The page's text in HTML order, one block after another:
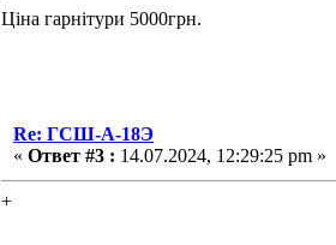
Ціна гарнітури 5000грн.
Re: ГСШ-А-18Э
« Ответ #3 : 14.07.2024, 12:29:25 pm »
+